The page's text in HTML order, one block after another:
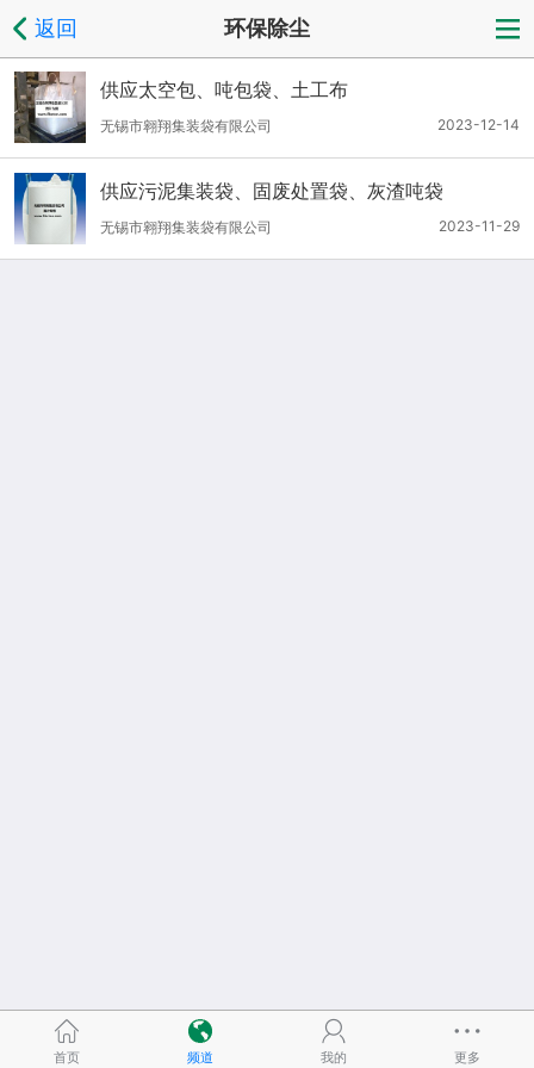
返回 环保除尘
供应太空包、吨包袋、土工布
2023-12-14
无锡市翱翔集装袋有限公司
供应污泥集装袋、固废处置袋、灰渣吨袋
2023-11-29
无锡市翱翔集装袋有限公司
首页 频道 我的 更多